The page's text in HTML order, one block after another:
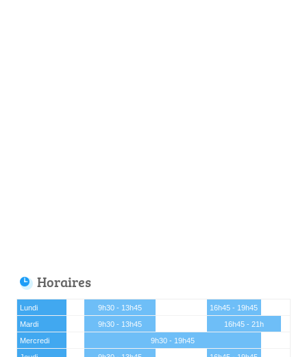
Horaires
Lundi 9h30 - 13h45
16h45 - 19h45
Mardi
9h30 - 13h45
16h45 - 21h
Mercredi
9h30 - 19h45